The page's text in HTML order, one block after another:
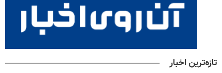
تازه‌ترین اخبار